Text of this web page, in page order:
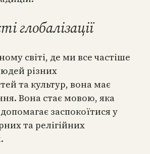
глобалізації
світі, де ми все частіше
різних
та культур, вона має
Вона стає мовою, яка
допомагає заспокоїтися у
та релігійних